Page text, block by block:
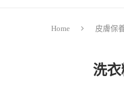
Home 皮膚保
洗